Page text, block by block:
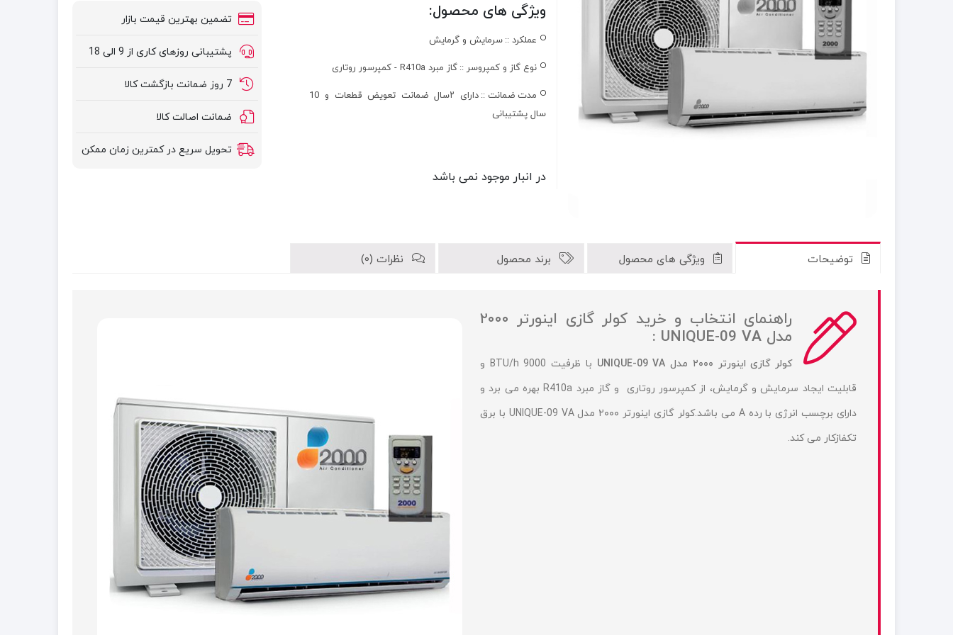
ویژگی های محصول:
عملکرد :: سرمايش و گرمایش
نوع گاز و کمپروسر :: گاز مبرد R410a - کمپرسور روتاری
مدت ضمانت ::
دارای ۲سال ضمانت تعویض قطعات و 10
سال پشتیبانی
تضمین بهترین قیمت بازار
پشتیبانی روزهای کاری از 9 الی 18
7 روز ضمانت بازگشت کالا
ضمانت اصالت کالا
تحویل سریع در کمترین زمان ممکن
در انبار موجود نمی باشد
توضیحات ویژگی های محصول برند محصول نظرات (0)
راهنمای انتخاب و خرید کولر گازی اینورتر ۲۰۰۰
مدل UNIQUE-09 VA :
کولر گازی اینورتر ۲۰۰۰ مدل UNIQUE-09 VA
با ظرفیت 9000 BTU/h و
قابلیت ایجاد سرمایش و گرمایش، از کمپرسور روتاری و گاز مبرد R410a بهره می برد و
دارای برچسب انرژی با رده A می باشد.کولر گازی اینورتر ۲۰۰۰ مدل UNIQUE-09 VA با برق
تکفازکار می کند.